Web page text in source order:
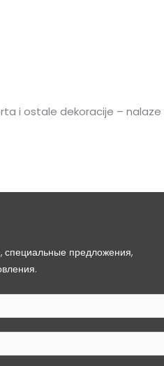
i ostale dekoracije – nalaze
предложения,